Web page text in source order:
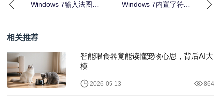
Windows 7输入法图标
Windows 7内置字符编
相关推荐
智能喂食器竟能读懂宠物心思，背后AI大
模
2026-05-13 864